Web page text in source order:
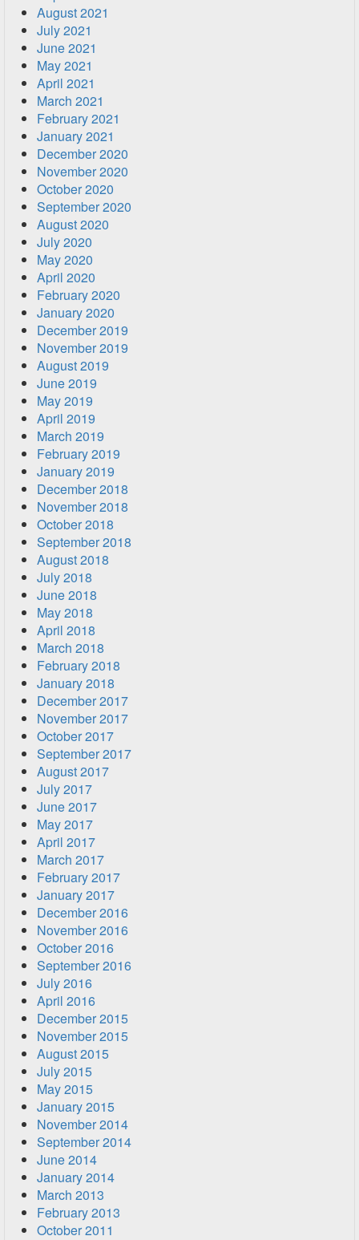
August 2021
July 2021
June 2021
May 2021
April 2021
March 2021
February 2021
January 2021
December 2020
November 2020
October 2020
September 2020
August 2020
July 2020
May 2020
April 2020
February 2020
January 2020
December 2019
November 2019
August 2019
June 2019
May 2019
April 2019
March 2019
February 2019
January 2019
December 2018
November 2018
October 2018
September 2018
August 2018
July 2018
June 2018
May 2018
April 2018
March 2018
February 2018
January 2018
December 2017
November 2017
October 2017
September 2017
August 2017
July 2017
June 2017
May 2017
April 2017
March 2017
February 2017
January 2017
December 2016
November 2016
October 2016
September 2016
July 2016
April 2016
December 2015
November 2015
August 2015
July 2015
May 2015
January 2015
November 2014
September 2014
June 2014
January 2014
March 2013
February 2013
October 2011